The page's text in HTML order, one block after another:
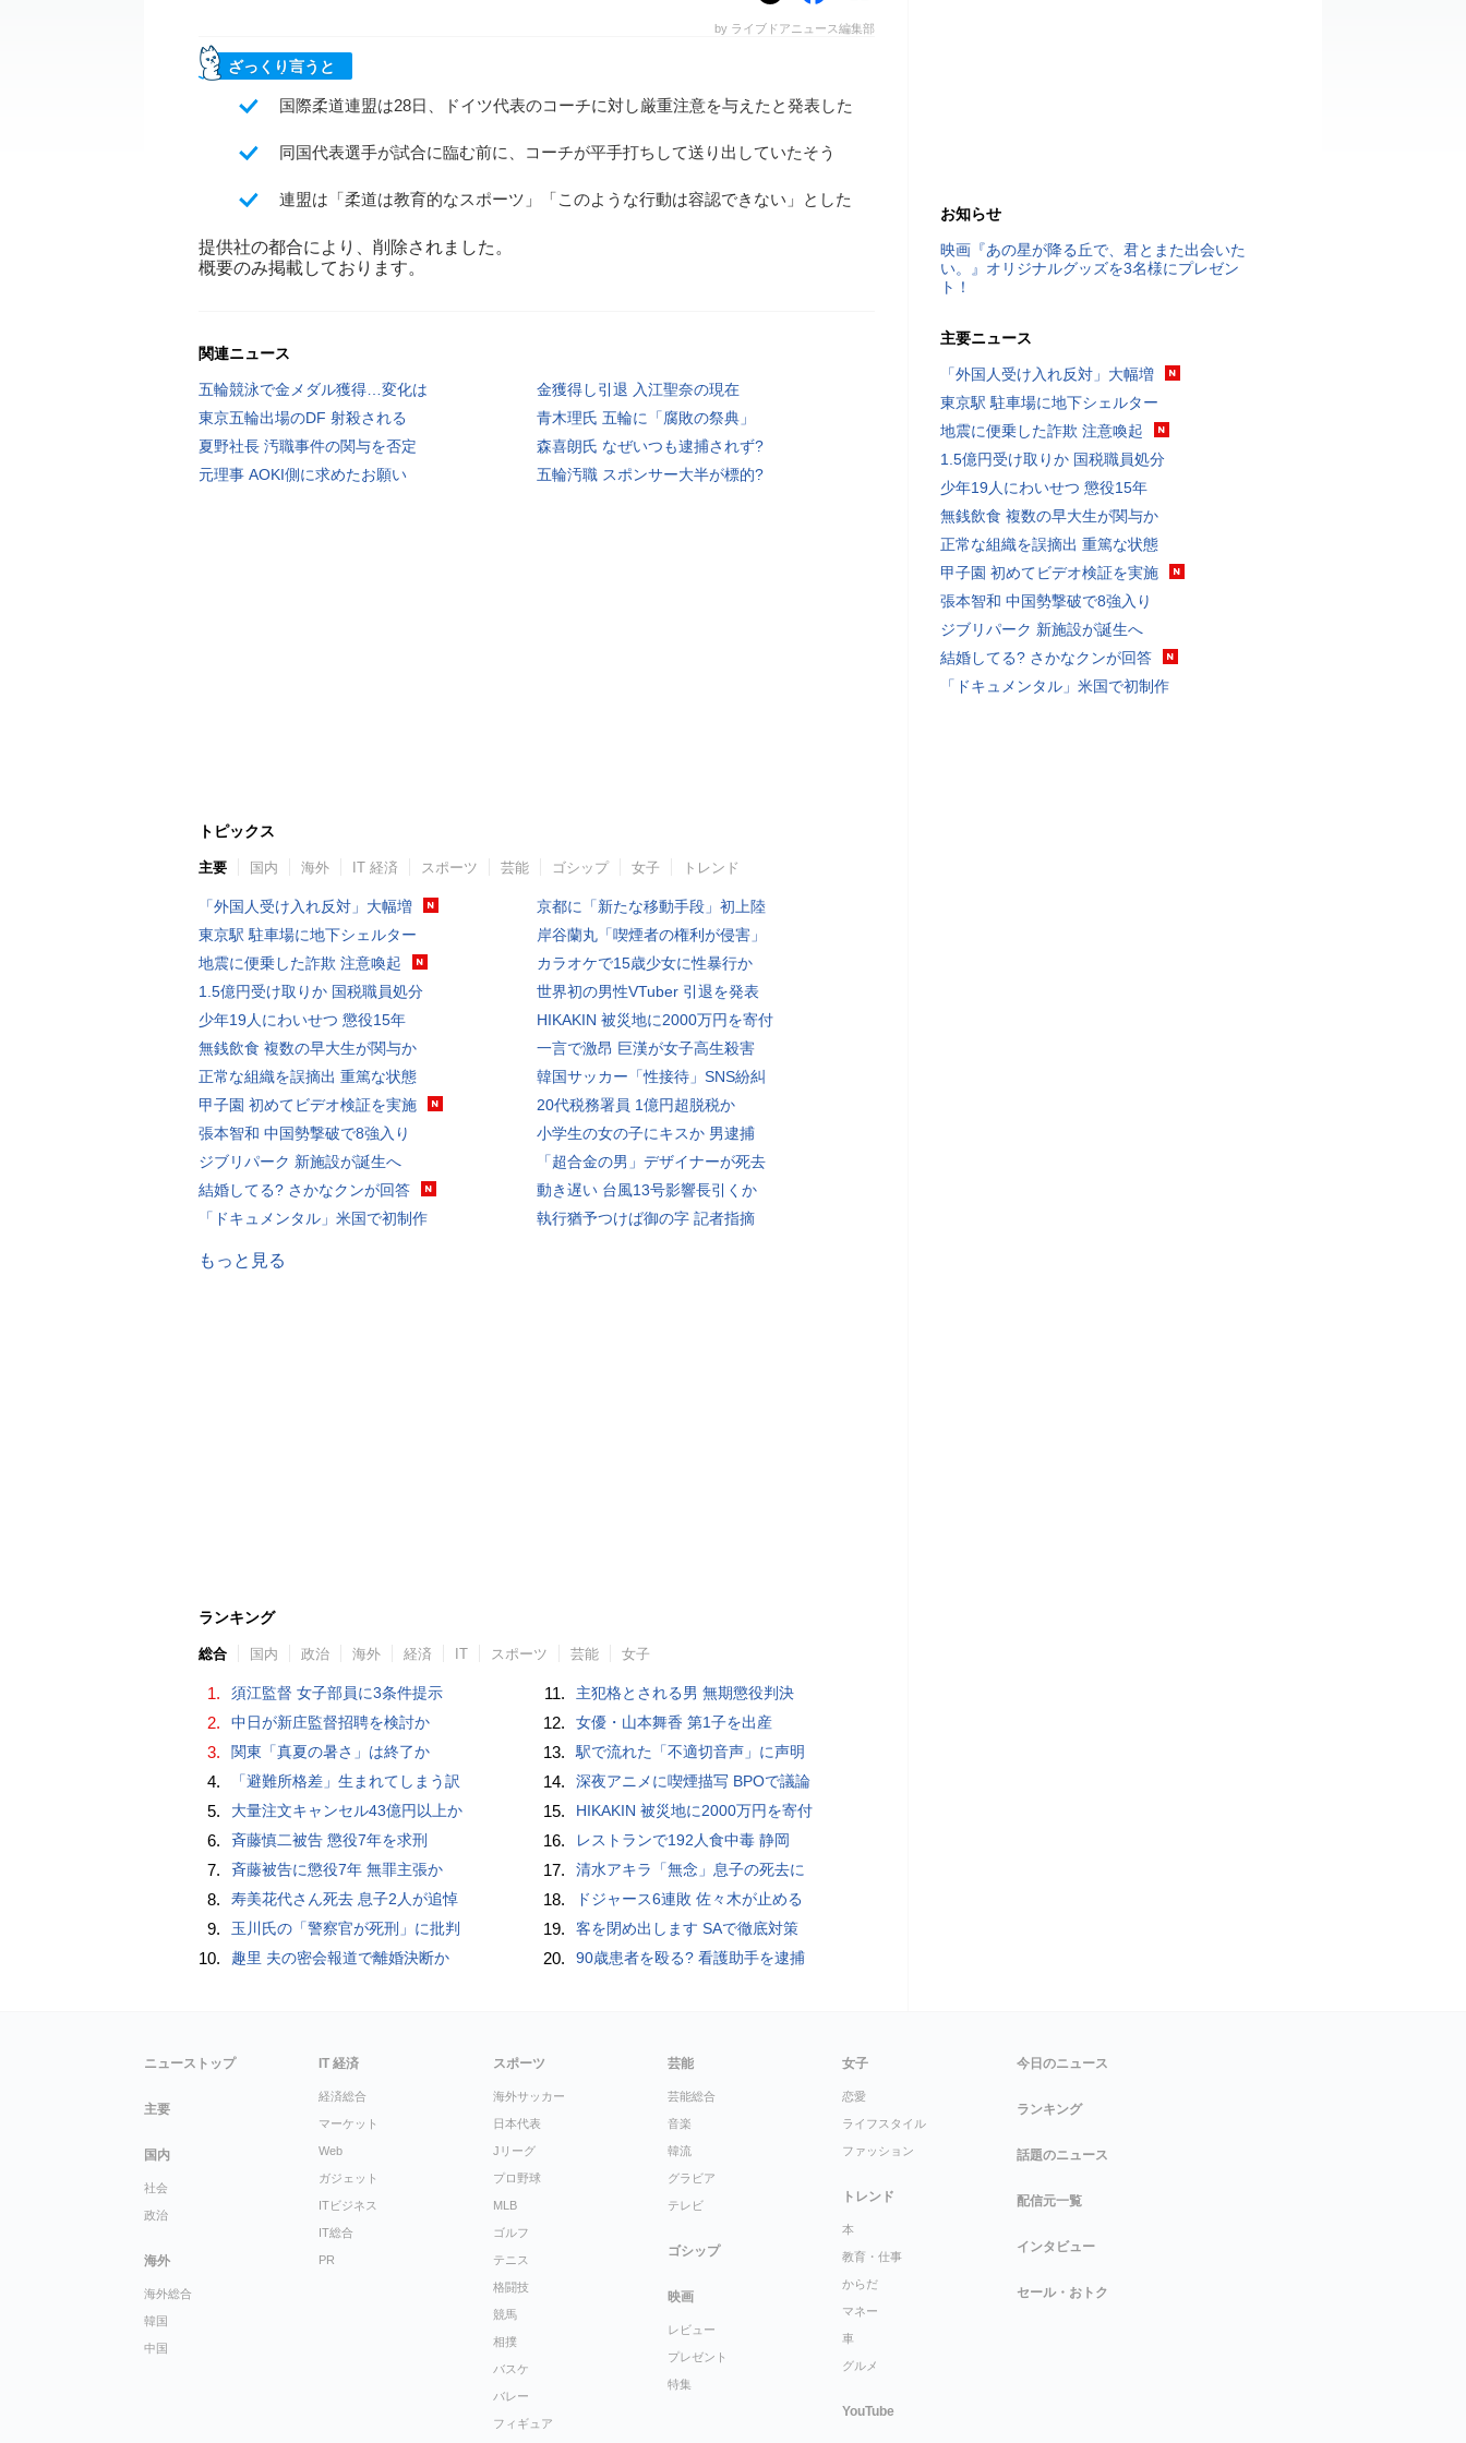
by ライブドアニュース編集部
ざっくり言うと
国際柔道連盟は28日、ドイツ代表のコーチに対し厳重注意を与えたと発表した
同国代表選手が試合に臨む前に、コーチが平手打ちして送り出していたそう
連盟は「柔道は教育的なスポーツ」「このような行動は容認できない」とした
提供社の都合により、削除されました。
概要のみ掲載しております。
関連ニュース
五輪競泳で金メダル獲得…変化は
金獲得し引退 入江聖奈の現在
東京五輪出場のDF 射殺される
青木理氏 五輪に「腐敗の祭典」
夏野社長 汚職事件の関与を否定
森喜朗氏 なぜいつも逮捕されず?
元理事 AOKI側に求めたお願い
五輪汚職 スポンサー大半が標的?
トピックス
主要 国内 海外 IT 経済 スポーツ 芸能 ゴシップ 女子 トレンド
「外国人受け入れ反対」大幅増
東京駅 駐車場に地下シェルター
地震に便乗した詐欺 注意喚起
1.5億円受け取りか 国税職員処分
少年19人にわいせつ 懲役15年
無銭飲食 複数の早大生が関与か
正常な組織を誤摘出 重篤な状態
甲子園 初めてビデオ検証を実施
張本智和 中国勢撃破で8強入り
ジブリパーク 新施設が誕生へ
結婚してる? さかなクンが回答
「ドキュメンタル」米国で初制作
京都に「新たな移動手段」初上陸
岸谷蘭丸「喫煙者の権利が侵害」
カラオケで15歳少女に性暴行か
世界初の男性VTuber 引退を発表
HIKAKIN 被災地に2000万円を寄付
一言で激昂 巨漢が女子高生殺害
韓国サッカー「性接待」SNS紛糾
20代税務署員 1億円超脱税か
小学生の女の子にキスか 男逮捕
「超合金の男」デザイナーが死去
動き遅い 台風13号影響長引くか
執行猶予つけば御の字 記者指摘
もっと見る
ランキング
総合 国内 政治 海外 経済 IT スポーツ 芸能 女子
1. 須江監督 女子部員に3条件提示
2. 中日が新庄監督招聘を検討か
3. 関東「真夏の暑さ」は終了か
4. 「避難所格差」生まれてしまう訳
5. 大量注文キャンセル43億円以上か
6. 斉藤慎二被告 懲役7年を求刑
7. 斉藤被告に懲役7年 無罪主張か
8. 寿美花代さん死去 息子2人が追悼
9. 玉川氏の「警察官が死刑」に批判
10. 趣里 夫の密会報道で離婚決断か
11. 主犯格とされる男 無期懲役判決
12. 女優・山本舞香 第1子を出産
13. 駅で流れた「不適切音声」に声明
14. 深夜アニメに喫煙描写 BPOで議論
15. HIKAKIN 被災地に2000万円を寄付
16. レストランで192人食中毒 静岡
17. 清水アキラ「無念」息子の死去に
18. ドジャース6連敗 佐々木が止める
19. 客を閉め出します SAで徹底対策
20. 90歳患者を殴る? 看護助手を逮捕
お知らせ
映画『あの星が降る丘で、君とまた出会いた
い。』オリジナルグッズを3名様にプレゼン
ト！
主要ニュース
「外国人受け入れ反対」大幅増
東京駅 駐車場に地下シェルター
地震に便乗した詐欺 注意喚起
1.5億円受け取りか 国税職員処分
少年19人にわいせつ 懲役15年
無銭飲食 複数の早大生が関与か
正常な組織を誤摘出 重篤な状態
甲子園 初めてビデオ検証を実施
張本智和 中国勢撃破で8強入り
ジブリパーク 新施設が誕生へ
結婚してる? さかなクンが回答
「ドキュメンタル」米国で初制作
ニューストップ
主要
国内
社会
政治
海外
海外総合
韓国
中国
IT 経済
経済総合
マーケット
Web
ガジェット
ITビジネス
IT総合
PR
スポーツ
海外サッカー
日本代表
Jリーグ
プロ野球
MLB
ゴルフ
テニス
格闘技
競馬
相撲
バスケ
バレー
フィギュア
芸能
芸能総合
音楽
韓流
グラビア
テレビ
ゴシップ
映画
レビュー
プレゼント
特集
女子
恋愛
ライフスタイル
ファッション
トレンド
本
教育・仕事
からだ
マネー
車
グルメ
YouTube
今日のニュース
ランキング
話題のニュース
配信元一覧
インタビュー
セール・おトク